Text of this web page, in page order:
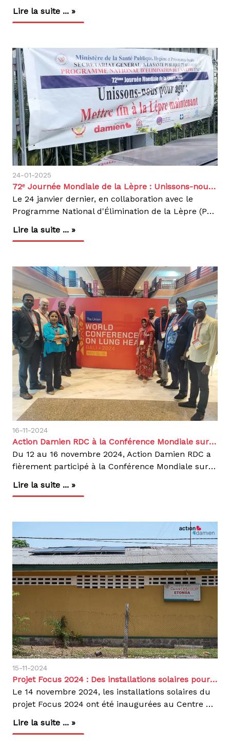
Lire la suite ... »
24-01-2025
72ᵉ Journée Mondiale de la Lèpre : Unissons-nous pour agir !
Le 24 janvier dernier, en collaboration avec le
Programme National d'Élimination de la Lèpre (PNEL) et différents partenaires, nous avons pris part à la 72ᵉ Journée Mondiale de la Lèpre (JML) lors de la tribune santé sur la lèpre, sous le thème : « Unissons-nous pour agir, mettons fin à la lèpre maintenant ! »La situation en RDC :Classée parmi les pays les plus endémiques, la RDC rapporte plus de 1 000 nouveaux cas de lèpre par an. Elle occupe la 4ᵉ position mondiale, après l’Inde, le Brésil et l’Indonésie, et la 1ʳᵉ en Afrique en matière de lèpre (rapport OMS 2023).Près de la moitié des provinces en RDC rapportent plus de 100 cas par an, les classant comme hyper-endémiques. En 2023, parmi elles, le Haut-Katanga et le Tanganyika comptabilisent plus de 400 cas.Cette maladie infectieuse chronique, causée par le bacille Mycobacterium leprae, peut entraîner de graves complications, notamment des infirmités permanentes si elle n'est pas traitée à temps. En 2023, le taux d’infirmité était de 9 %.Un objectif commun :Zéro Lèpre d'ici 2030Malgré ces chiffres alarmants, la lèpre peut être traitée et vaincue ! Des traitements efficaces existent depuis plusieurs années et sont accessibles gratuitement. Le défi reste la sensibilisation, la détection précoce et la lutte contre la stigmatisation des personnes affectées.L’Organisation Mondiale de la Santé (OMS) a fixé un objectif ambitieux : Zéro Lèpre d’ici 2030.Cet objectif repose sur trois piliers fondamentaux :Zéro cas de lèpre : Renforcer la détection précoce et l’accès aux traitements.Zéro infirmité due à la lèpre : Assurer une prise en charge médicale rapide et efficace.Zéro stigmatisation : Sensibiliser et combattre les discriminations subies par les personnes touchées.Depuis plusieurs décennies, nous nous engageons activement dans la lutte contre la lèpre en RDC à travers plusieurs actions essentielles :Aide médicale, dépistage actif, Information et sensibilisation, éducation et formation, recherche, soutien logistique, Care after Cure.Aux côtés du PNEL et d’autres partenaires, nous soutenons les actions visant à éliminer la maladie en renforçant l’accès aux soins et en luttant contre la stigmatisation.Pour atteindre cet objectif, plusieurs stratégies sont mises en place :Cartographie des poches d’endémie et recherche active des cas pour identifier les zones les plus touchéesRecherche des sujets contacts et intensification de la chimioprophylaxie (PEP-DUR) pour limiter la propagation.Sensibilisation et campagnes d’éducation via les médias pour encourager la détection précoce. Renforcement des partenariats avec les personnes touchées, les donateurs et la société civile pour atteindre l’objectif "Zéro Lèpre d’ici 2030".Recherche opérationnelle pour améliorer les stratégies de lutte.Chaque action compte ! Sensibilisation, diagnostic précoce et accès aux soins gratuits sont les clés pour éradiquer la lèpre en RDC. En unissant nos efforts, nous avançons vers un avenir sans lèpre.Agir, c’est contagieux !Retrouvez toutes nos actions et rejoignez-nous dans la lutte contre la lèpre sur nos réseaux sociaux.Découvrez d'autres articles sur le même sujet !
Lire la suite ... »
16-11-2024
Action Damien RDC à la Conférence Mondiale sur la Santé Pulmonaire 2024 à BALI
Du 12 au 16 novembre 2024, Action Damien RDC a
fièrement participé à la Conférence Mondiale sur la Santé Pulmonaire (WCLH), organisée à Bali, Indonésie, par l’Union Conférence. Cet événement a rassemblé des experts internationaux pour échanger sur les avancées majeures dans la lutte contre les maladies pulmonaires, notamment la tuberculose.Représentée par Dr Pierre UMBA, notre représentant national, Action Damien RDC a activement contribué aux discussions sur des solutions innovantes, tout en renforçant son engagement envers l’éradication de la tuberculose et des autres maladies respiratoires en République Démocratique du Congo.Cette conférence a offert une plateforme précieuse pour :Partager des expériences et des bonnes pratiques.Consolider des partenariats stratégiques.Explorer de nouvelles approches pour améliorer la gestion de la santé pulmonaire en RDC.Des progrès remarquables en 2023Grâce à des efforts conjoints, 105 494 vies ont été sauvées en 2023, avec :14 492 enfants traités, reflétant notre engagement envers les populations les plus vulnérables.117 935 personnes traitées pour la tuberculose. 709 cas de tuberculose pharmaco-résistante pris en charge.Un appel à une action globaleCette conférence internationale a réaffirmé une vérité fondamentale : la lutte contre la tuberculose est un défi mondial. Inspirés par cet événement, nous restons déterminés à poursuivre notre mission, en collaboration avec nos partenaires, pour construire un avenir sans tuberculose. Ensemble, avançons vers un monde en meilleure santé.
Lire la suite ... »
15-11-2024
Projet Focus 2024 : Des installations solaires pour renforcer les soins en RDC
Le 14 novembre 2024, les installations solaires du
projet Focus 2024 ont été inaugurées au Centre Hospitalier Pasteur Kasongo (CHPK ) de Yolo et au centre Etonga à Nsele.Impact des installations : Centre Hospitalier Pasteur Kasongo au CHPK de Yolo : Électricité pour des infrastructures clés comme la salle d’accouchement, la pharmacie, et la salle d’opération. Au centre Etonga : Énergie pour la maternité en construction, la salle de soins, et un pavillon pour les patients tuberculeux.Cette cérémonie a réuni des acteurs clés, dont le Médecin Coordonnateur de Kinshasa, les représentants d’Action Damien, l’équipe de FOCUS, et des ONG partenaires. Tous ont salué l’impact de ces solutions durables, essentielles dans un pays où les coupures d’électricité sont fréquentes.Le Projet Focus illustre l’importance de la coopération internationale et de l’énergie renouvelable pour relever les défis sanitaires en RDC.
Lire la suite ... »